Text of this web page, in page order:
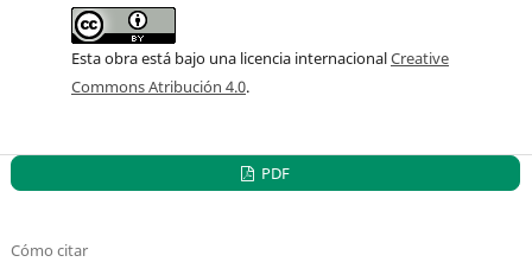
Esta obra está bajo una licencia internacionalCreative
Commons Atribución 4.0.
PDF
Cómo citar